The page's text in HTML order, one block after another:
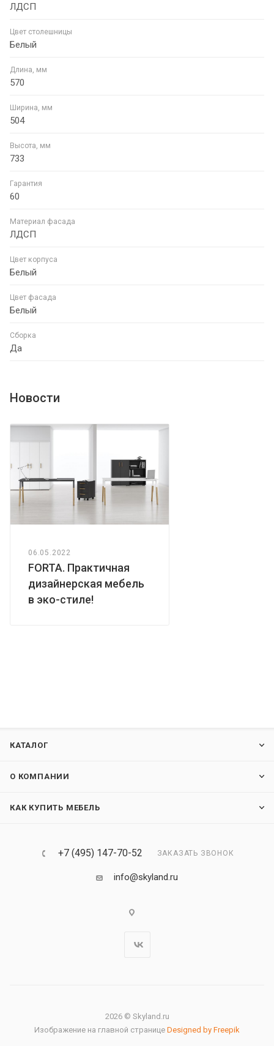
ЛДСП
Цвет столешницы
Белый
Длина, мм
570
Ширина, мм
504
Высота, мм
733
Гарантия
60
Материал фасада
ЛДСП
Цвет корпуса
Белый
Цвет фасада
Белый
Сборка
Да
Новости
06.05.2022
FORTA. Практичная
дизайнерская мебель
в эко-стиле!
КАТАЛОГ
О КОМПАНИИ
КАК КУПИТЬ МЕБЕЛЬ
+7 (495) 147-70-52 ЗАКАЗАТЬ ЗВОНОК
info@skyland.ru
2026 © Skyland.ru
Изображение на главной странице Designed by Freepik